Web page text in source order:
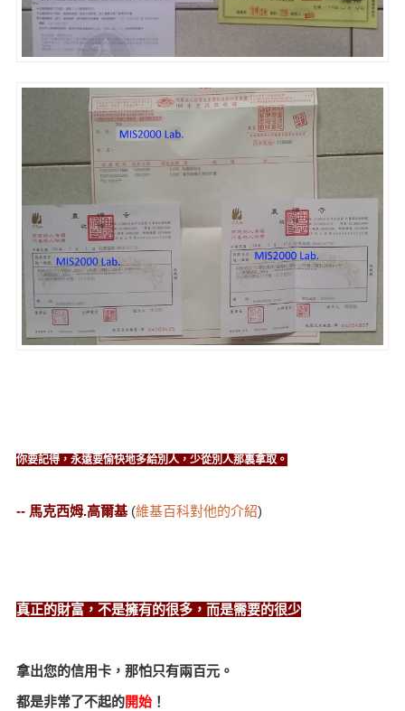
你要記得，永遠要愉快地多給別人，少從別人那裏拿取。
-- 馬克西姆.高爾基(維基百科對他的介紹)
真正的財富，不是擁有的很多，而是需要的很少
拿出您的信用卡，那怕只有兩百元。
都是非常了不起的開始！